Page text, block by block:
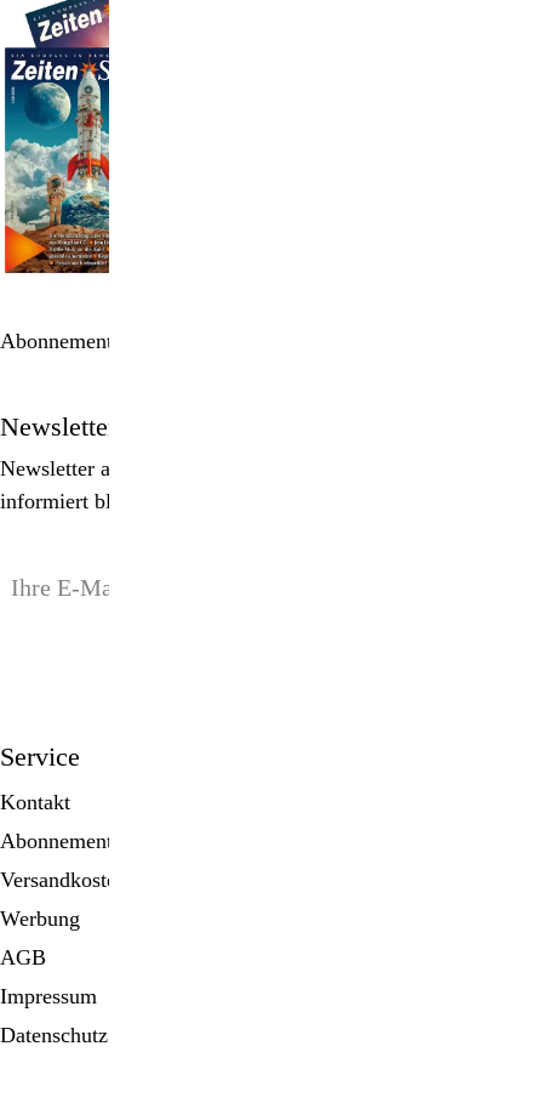
Abonnement bestellen
Newsletter
Newsletter abonnieren, Spezialangebote erhalten und
informiert bleiben!
Service
Kontakt
Abonnement
Versandkosten
Werbung
AGB
Impressum
Datenschutz